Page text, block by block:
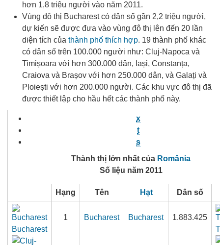
hơn 1,8 triệu người vào năm 2011.
Vùng đô thị Bucharest có dân số gần 2,2 triệu người,
dự kiến ​​sẽ được đưa vào vùng đô thị lên đến 20 lần
diện tích của thành phố thích hợp. 19 thành phố khác
có dân số trên 100.000 người như: Cluj-Napoca và
Timișoara với hơn 300.000 dân, Iași, Constanța,
Craiova và Brașov với hơn 250.000 dân, và Galați và
Ploiești với hơn 200.000 người. Các khu vực đô thị đã
được thiết lập cho hầu hết các thành phố này.
x
t
s
Thành thị lớn nhất của România
Số liệu năm 2011
Hạng Tên Hạt Dân số
Bucharest
1 Bucharest Bucharest
1.883.425